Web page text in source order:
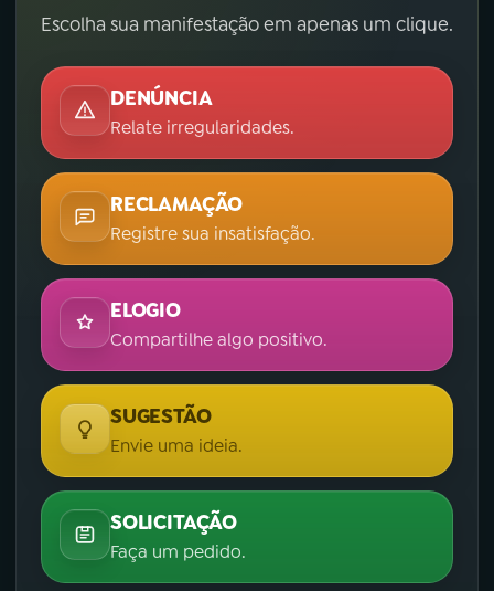
Escolha sua manifestação em apenas um clique.
DENÚNCIA
Relate irregularidades.
RECLAMAÇÃO
Registre sua insatisfação.
ELOGIO
Compartilhe algo positivo.
SUGESTÃO
Envie uma ideia.
SOLICITAÇÃO
Faça um pedido.